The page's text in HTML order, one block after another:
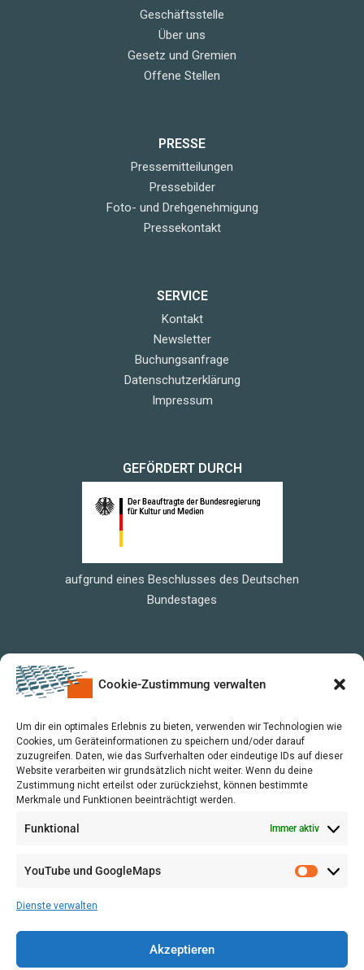
Cookie-Zustimmung verwalten
Um dir ein optimales Erlebnis zu bieten, verwenden wir Technologien wie
Cookies, um Geräteinformationen zu speichern und/oder darauf
zuzugreifen. Daten, wie das Surfverhalten oder eindeutige IDs auf dieser
Website verarbeiten wir grundsätzlich nicht weiter. Wenn du deine
Zustimmung nicht erteilst oder zurückziehst, können bestimmte
Merkmale und Funktionen beeinträchtigt werden.
Funktional Immer aktiv
YouTube und GoogleMaps
Dienste verwalten
Akzeptieren
Geschäftsstelle
Über uns
Gesetz und Gremien
Offene Stellen
PRESSE
Pressemitteilungen
Pressebilder
Foto- und Drehgenehmigung
Pressekontakt
SERVICE
Kontakt
Newsletter
Buchungsanfrage
Datenschutzerklärung
Impressum
GEFÖRDERT DURCH
aufgrund eines Beschlusses des Deutschen
Bundestages
VERWALTUNG